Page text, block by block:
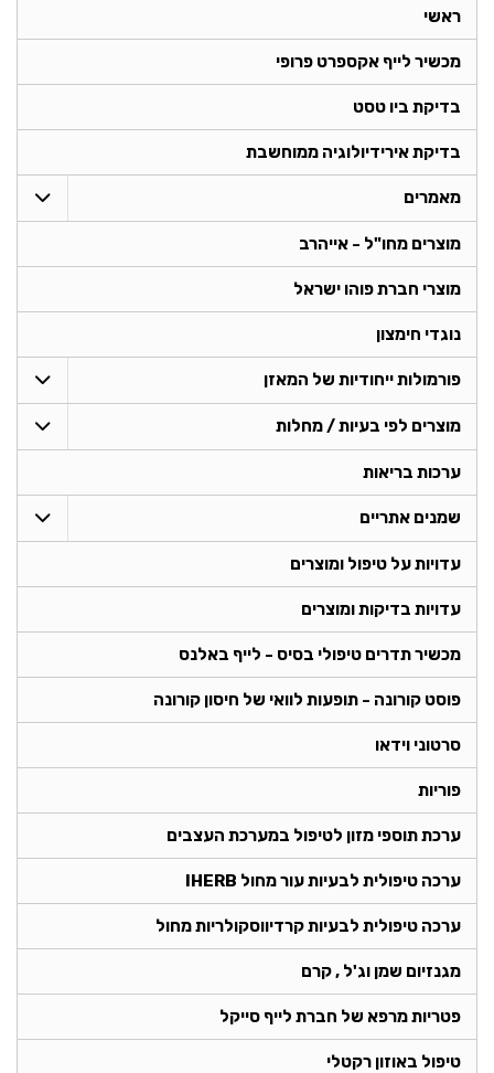
ראשי
מכשיר לייף אקספרט פרופי
בדיקת ביו טסט
בדיקת אירידיולוגיה ממוחשבת
מאמרים
מוצרים מחו"ל - אייהרב
מוצרי חברת פוהו ישראל
נוגדי חימצון
פורמולות ייחודיות של המאזן
מוצרים לפי בעיות / מחלות
ערכות בריאות
שמנים אתריים
עדויות על טיפול ומוצרים
עדויות בדיקות ומוצרים
מכשיר תדרים טיפולי בסיס - לייף באלנס
פוסט קורונה - תופעות לוואי של חיסון קורונה
סרטוני וידאו
פוריות
ערכת תוספי מזון לטיפול במערכת העצבים
ערכה טיפולית לבעיות עור מחול IHERB
ערכה טיפולית לבעיות קרדיווסקולריות מחול
מגנזיום שמן וג'ל , קרם
פטריות מרפא של חברת לייף סייקל
טיפול באוזון רקטלי